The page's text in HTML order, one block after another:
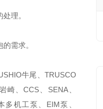
理。
需求。
牛尾、TRUSCO
崎、CCS、SENA、
多机工泵、EIM泵、